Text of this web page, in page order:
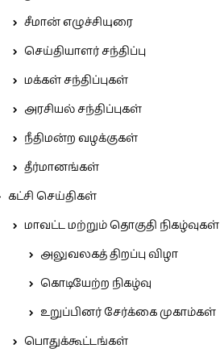
சீமான் எழுச்சியுரை
செய்தியாளர் சந்திப்பு
மக்கள் சந்திப்புகள்
அரசியல் சந்திப்புகள்
நீதிமன்ற வழக்குகள்
தீர்மானங்கள்
கட்சி செய்திகள்
மாவட்ட மற்றும் தொகுதி நிகழ்வுகள்
அலுவலகத் திறப்பு விழா
கொடியேற்ற நிகழ்வு
உறுப்பினர் சேர்க்கை முகாம்கள்
பொதுக்கூட்டங்கள்